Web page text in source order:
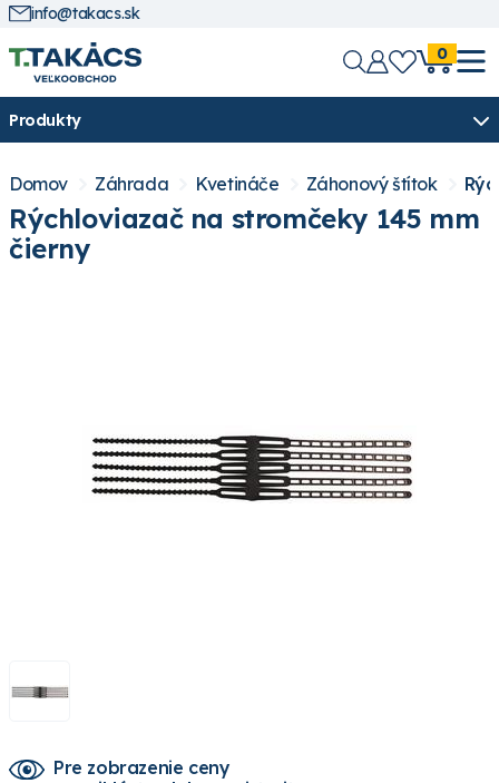
info@takacs.sk
0
Produkty
Domov Záhrada Kvetináče Záhonový štítok
Rýchloviazač na stromčeky 145 mm
čierny
Pre zobrazenie ceny